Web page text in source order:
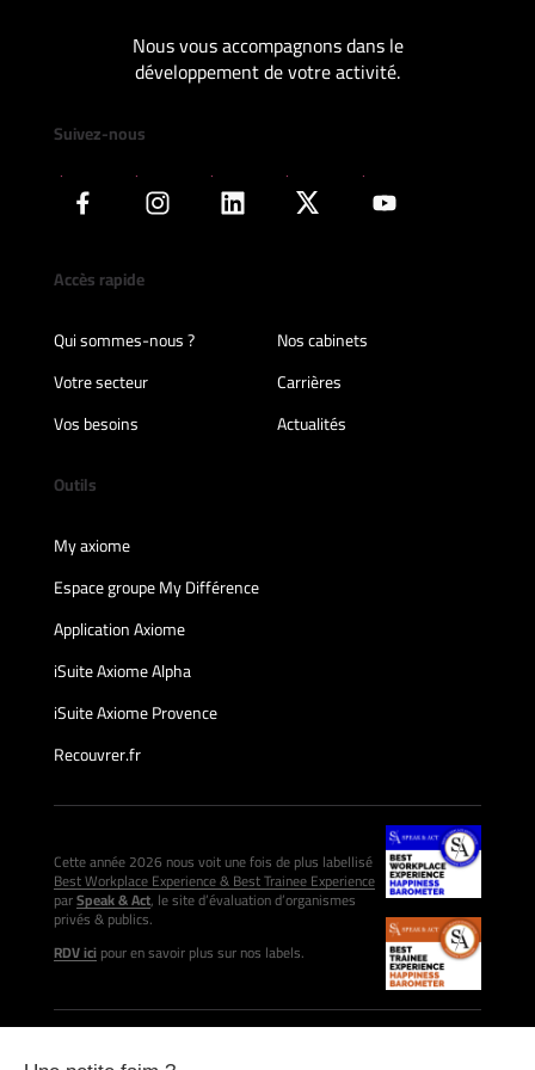
Nous vous accompagnons dans le
développement de votre activité.
Suivez-nous
Accès rapide
Qui sommes-nous ?
Nos cabinets
Votre secteur
Carrières
Vos besoins
Actualités
Outils
My axiome
Espace groupe My Différence
Application Axiome
iSuite Axiome Alpha
iSuite Axiome Provence
Recouvrer.fr
Cette année 2026 nous voit une fois de plus labellisé
Best Workplace Experience & Best Trainee Experience
parSpeak & Act, le site d’évaluation d’organismes
privés & publics.
RDV icipour en savoir plus sur nos labels.